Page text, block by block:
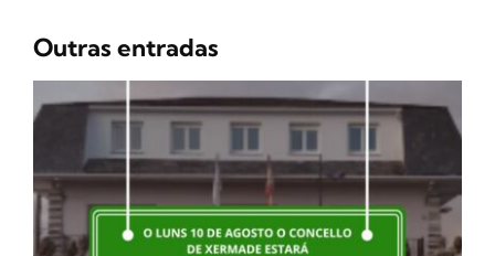
Outras entradas